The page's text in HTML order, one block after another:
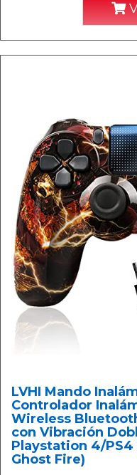
LVHI Mando
Controlador
Wireless
con Vibración
Playstation 4/PS4
Ghost Fire)